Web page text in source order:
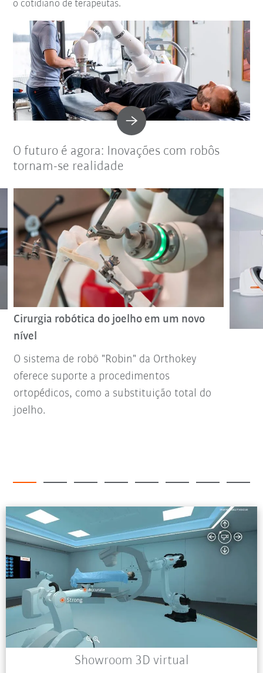
o cotidiano de terapeutas.
O futuro é agora: Inovações com robôs
tornam-se realidade
Cirurgia robótica do joelho em um novo
nível
O sistema de robô "Robin" da Orthokey
oferece suporte a procedimentos
ortopédicos, como a substituição total do
joelho.
Showroom 3D virtual